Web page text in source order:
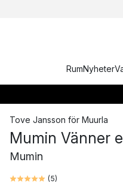
RumNyheter
Tove Jansson för Muurla
Mumin Vänner
Mumin
(5)